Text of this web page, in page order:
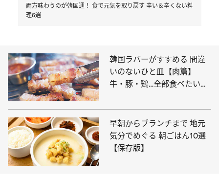
両方味わうのが韓国通！ 食で元気を取り戻す 辛い＆辛くない料
理6選
韓国ラバーがすすめる 間違
いのないひと皿【肉篇】
牛・豚・鶏…全部食べたい名
早朝からブランチまで 地元
気分でめぐる 朝ごはん10選
【保存版】